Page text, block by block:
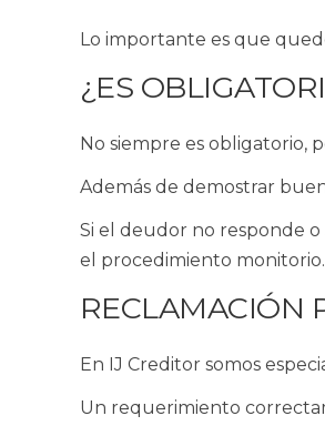
Lo importante es que
¿ES
No siempre es obligatorio,
Además de demostrar
Si el deudor no responde
el procedimiento monitorio.
RECLAMACIÓN
En IJ Creditor somos
Un requerimiento